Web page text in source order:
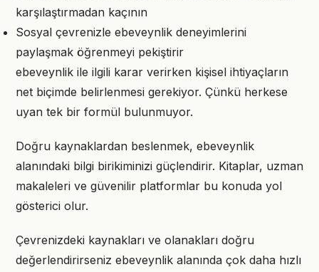
karşılaştırmadan kaçının
Sosyal çevrenizle ebeveynlik deneyimlerini
paylaşmak öğrenmeyi pekiştirir
ebeveynlik ile ilgili karar verirken kişisel ihtiyaçların
net biçimde belirlenmesi gerekiyor. Çünkü herkese
uyan tek bir formül bulunmuyor.
Doğru kaynaklardan beslenmek, ebeveynlik
alanındaki bilgi birikiminizi güçlendirir. Kitaplar, uzman
makaleleri ve güvenilir platformlar bu konuda yol
gösterici olur.
Çevrenizdeki kaynakları ve olanakları doğru
değerlendirirseniz ebeveynlik alanında çok daha hızlı